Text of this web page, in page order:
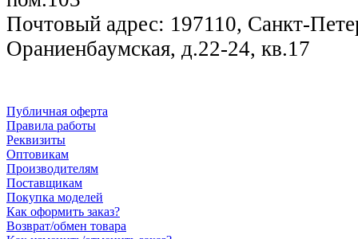
Почтовый адрес: 197110, Санкт-
Ораниенбаумская, д.22-24, кв.17
Публичная оферта
Правила работы
Реквизиты
Оптовикам
Производителям
Поставщикам
Покупка моделей
Как оформить заказ?
Возврат/обмен товара